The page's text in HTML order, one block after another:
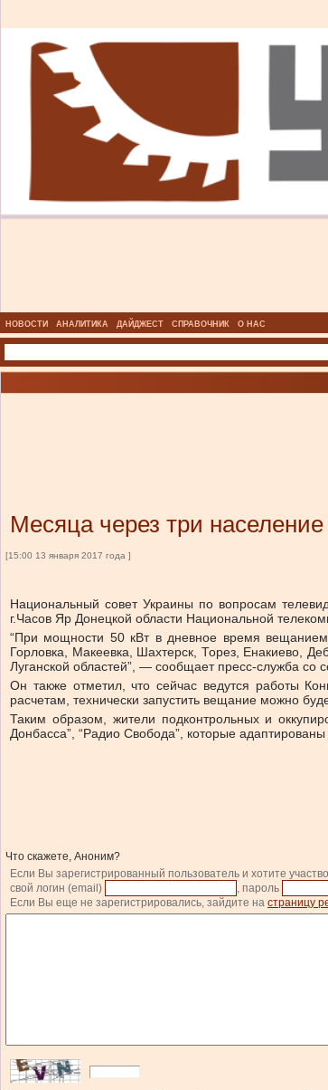
НОВОСТИ АНАЛИТИКА ДАЙДЖЕСТ СПРАВОЧНИК О НАС
Месяца через три
[15:00 13 января 2017 года ]
Национальный совет Украины по вопросам
г.Часов Яр Донецкой области Национальной
“При мощности 50 кВт в дневное время вещанием
Горловка, Макеевка, Шахтерск, Торез, Енакиево,
Луганской областей”, — сообщает пресс-служба со
Он также отметил, что сейчас ведутся работы
расчетам, технически запустить вещание можно
Таким образом, жители подконтрольных и
Донбасса”, “Радио Свобода”, которые
Что скажете, Аноним?
Если Вы зарегистрированный пользователь и хотите
свой логин (email)
, пароль
Если Вы еще не зарегистрировались, зайдите на страницу